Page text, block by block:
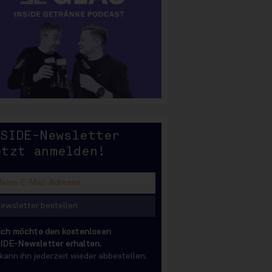
Newsletter
anmelden!
möchte den kostenlosen
Newsletter erhalten.
kann ihn jederzeit wieder abbestellen.